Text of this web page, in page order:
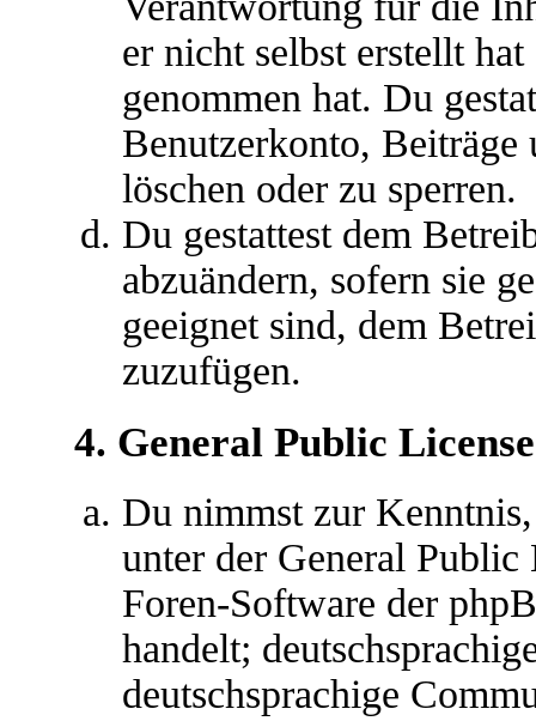
er nicht selbst erstellt
genommen hat. Du
Benutzerkonto,
löschen oder zu sperren.
Du gestattest dem
abzuändern, sofern sie
geeignet sind, dem
zuzufügen.
4. General Public License
Du nimmst zur
unter der General
Foren-Software der
handelt;
deutschsprachige